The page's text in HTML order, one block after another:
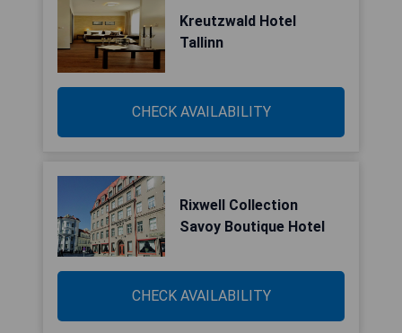
Kreutzwald Hotel
Tallinn
CHECK AVAILABILITY
Rixwell Collection
Savoy Boutique Hotel
CHECK AVAILABILITY